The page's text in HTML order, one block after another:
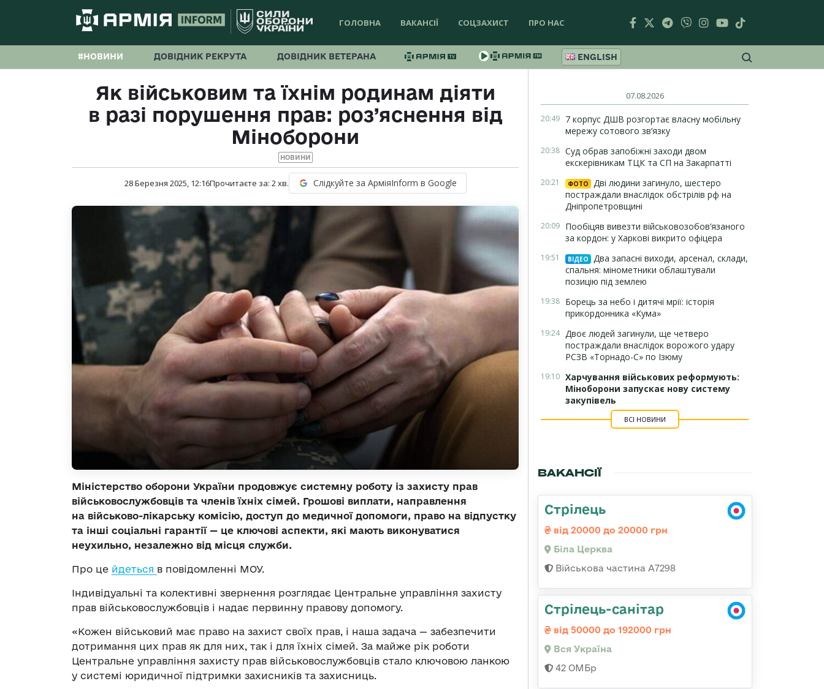
ГОЛОВНА ВАКАНСІЇ СОЦЗАХИСТ ПРО НАС
#НОВИНИ ДОВІДНИК РЕКРУТА ДОВІДНИК ВЕТЕРАНА ENGLISH
Як військовим та їхнім родинам діяти
в разі порушення прав: роз’яснення від
Міноборони
НОВИНИ
28 Березня 2025, 12:16Прочитаєте за: 2хв. Слідкуйте за АрміяInform в Google
Міністерство оборони України продовжує системну роботу із захисту прав
військовослужбовців та членів їхніх сімей. Грошові виплати, направлення
на військово-лікарську комісію, доступ до медичної допомоги, право на відпустку
та інші соціальні гарантії — це ключові аспекти, які мають виконуватися
неухильно, незалежно від місця служби.
Про це йдеться в повідомленні МОУ.
Індивідуальні та колективні звернення розглядає Центральне управління захисту
прав військовослужбовців і надає первинну правову допомогу.
«Кожен військовий має право на захист своїх прав, і наша задача — забезпечити
дотримання цих прав як для них, так і для їхніх сімей. За майже рік роботи
Центральне управління захисту прав військовослужбовців стало ключовою ланкою
у системі юридичної підтримки захисників та захисниць.
07.08.2026
20:49 7 корпус ДШВ розгортає власну мобільну
мережу сотового зв’язку
20:38 Суд обрав запобіжні заходи двом
екскерівникам ТЦК та СП на Закарпатті
20:21 ФОТО
Дві людини загинуло, шестеро
постраждали внаслідок обстрілів рф на
Дніпропетровщині
20:09 Пообіцяв вивезти військовозобов’язаного
за кордон: у Харкові викрито офіцера
19:51 ВІДЕО
Два запасні виходи, арсенал, склади,
спальня: мінометники облаштували
позицію під землею
19:38 Борець за небо і дитячі мрії: історія
прикордонника «Кума»
19:24 Двоє людей загинули, ще четверо
постраждали внаслідок ворожого удару
РСЗВ «Торнадо-С» по Ізюму
19:10 Харчування військових реформують:
Міноборони запускає нову систему
закупівель
ВСІ НОВИНИ
ВАКАНСІЇ
Стрілець
від 20000 до 20000 грн
Біла Церква
Військова частина А7298
Стрілець-санітар
від 50000 до 192000 грн
Вся Україна
42 ОМБр